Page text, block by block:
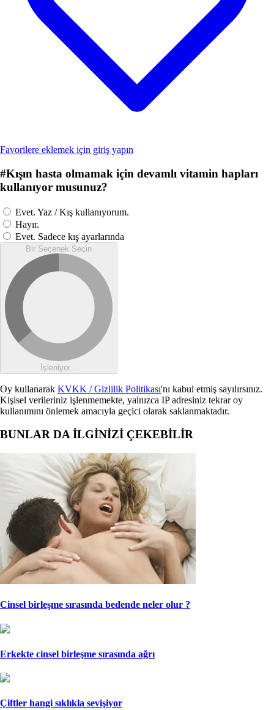
Favorilere eklemek için giriş yapın
#Kışın hasta olmamak için devamlı vitamin hapları
kullanıyor musunuz?
Evet. Yaz / Kış kullanıyorum.
Hayır.
Evet. Sadece kış ayarlarında
Bir Seçenek Seçin
İşleniyor...
Oy kullanarak KVKK / Gizlilik Politikası'nı kabul etmiş sayılırsınız.
Kişisel verileriniz işlenmemekte, yalnızca IP adresiniz tekrar oy
kullanımını önlemek amacıyla geçici olarak saklanmaktadır.
BUNLAR DA İLGİNİZİ ÇEKEBİLİR
Cinsel birleşme sırasında bedende neler olur ?
Erkekte cinsel birleşme sırasında ağrı
Çiftler hangi sıklıkla sevişiyor